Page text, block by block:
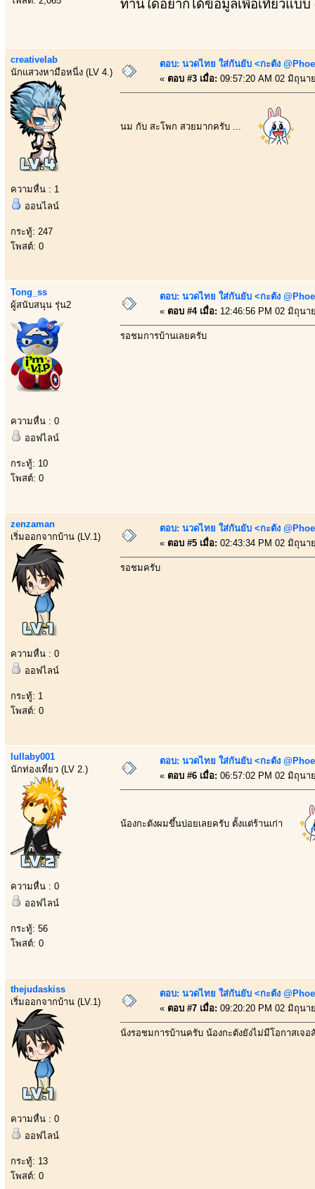
ท่านใดอยากได้ข้อมูลเพื่อเที่ยวแบ
creativelab
นักแสวงหามือหนี่ง (LV 4.)
ความหื่น : 1
ออนไลน์
กระทู้: 247
โพสต์: 0
ตอบ: นวดไทย ใส่กันยับ <กะตัง
« ตอบ #3 เมื่อ: 09:57:20 AM 02 มิถุนา
นม กับ สะโพก สวยมากครับ ...
Tong_ss
ผู้สนับสนุน รุ่น2
ความหื่น : 0
ออฟไลน์
กระทู้: 10
โพสต์: 0
ตอบ: นวดไทย ใส่กันยับ <กะตัง
« ตอบ #4 เมื่อ: 12:46:56 PM 02 มิถุนา
รอชมการบ้านเลยครับ
zenzaman
เริ่มออกจากบ้าน (LV.1)
ความหื่น : 0
ออฟไลน์
กระทู้: 1
โพสต์: 0
ตอบ: นวดไทย ใส่กันยับ <กะตัง
« ตอบ #5 เมื่อ: 02:43:34 PM 02 มิถุนา
รอชมครับ
lullaby001
นักท่องเที่ยว (LV 2.)
ความหื่น : 0
ออฟไลน์
กระทู้: 56
โพสต์: 0
ตอบ: นวดไทย ใส่กันยับ <กะตัง
« ตอบ #6 เมื่อ: 06:57:02 PM 02 มิถุนา
น้องกะตังผมขึ้นบ่อยเลยครับ ตั้งแต่ร้านเก่า
thejudaskiss
เริ่มออกจากบ้าน (LV.1)
ความหื่น : 0
ออฟไลน์
กระทู้: 13
โพสต์: 0
ตอบ: นวดไทย ใส่กันยับ <กะตัง
« ตอบ #7 เมื่อ: 09:20:20 PM 02 มิถุนา
นั่งรอชมการบ้านครับ น้องกะตังยังไม่มีโอกาสเจอ